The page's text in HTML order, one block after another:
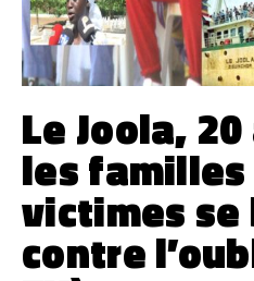
Le Joola,
les familles
victimes
contre